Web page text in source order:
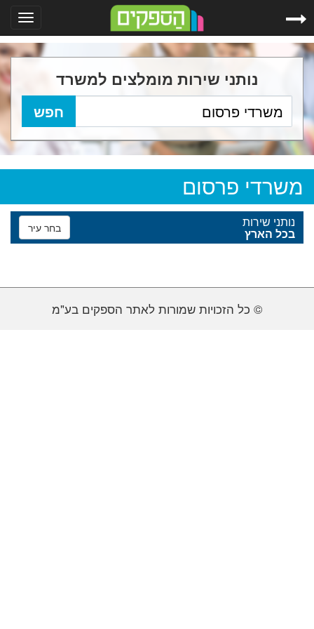
נותני שירות מומלצים למשרד
משרדי פרסום
נותני שירות בחר עיר בכל הארץ
© כל הזכויות שמורות לאתר הספקים בע"מ